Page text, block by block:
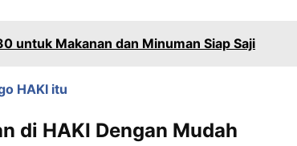
untuk Makanan dan Minuman Siap Saji
HAKI itu
di HAKI Dengan Mudah